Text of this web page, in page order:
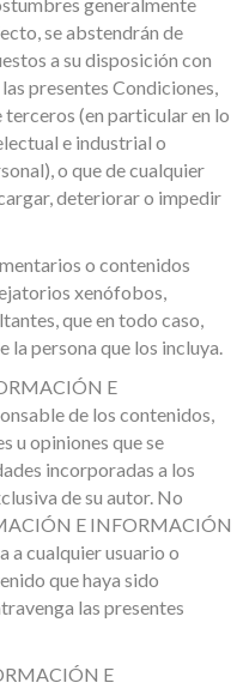
se abstendrán de
a su disposición con
presentes Condiciones,
terceros (en particular en lo
e industrial o
o que de cualquier
deteriorar o impedir
o contenidos
xenófobos,
que en todo caso,
persona que los incluya.
E
de los contenidos,
u opiniones que se
incorporadas a los
de su autor. No
E INFORMACIÓN
a cualquier usuario o
que haya sido
las presentes
E